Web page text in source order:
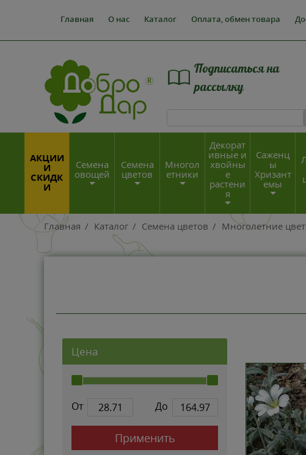
Главная О нас Каталог Оплата, обмен товара
Подписаться на
рассылку
АКЦИИ
И
СКИДК
И
Семена
овощей
Семена
цветов
Многол
етники
Декорат
ивные и
хвойны
е
растени
я
Саженц
ы
Хризант
емы
Главная / Каталог / Семена цветов / Многолетние
Цена
От До
Применить